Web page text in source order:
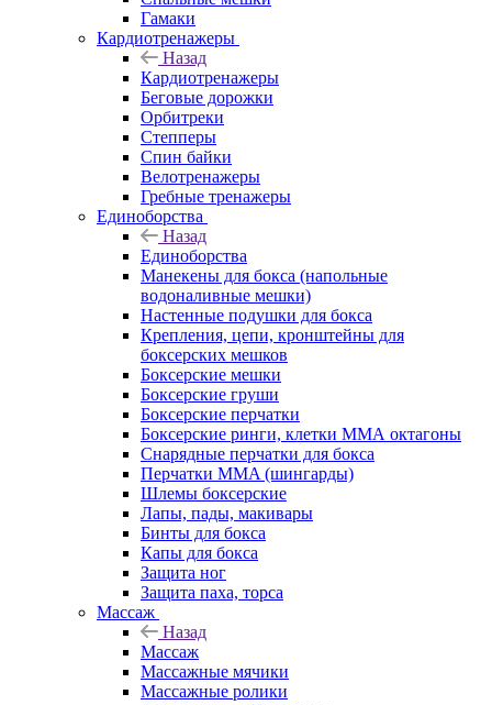
Гамаки
Кардиотренажеры
Назад
Кардиотренажеры
Беговые дорожки
Орбитреки
Степперы
Спин байки
Велотренажеры
Гребные тренажеры
Единоборства
Назад
Единоборства
Манекены для бокса (напольные
водоналивные мешки)
Настенные подушки для бокса
Крепления, цепи, кронштейны для
боксерских мешков
Боксерские мешки
Боксерские груши
Боксерские перчатки
Боксерские ринги, клетки ММА октагоны
Снарядные перчатки для бокса
Перчатки MMA (шингарды)
Шлемы боксерские
Лапы, пады, макивары
Бинты для бокса
Капы для бокса
Защита ног
Защита паха, торса
Массаж
Назад
Массаж
Массажные мячики
Массажные ролики